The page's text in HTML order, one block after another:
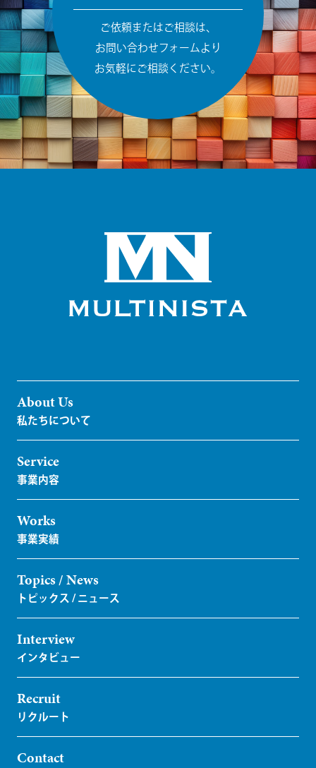
ご依頼またはご相談は、
お問い合わせフォームより
お気軽にご相談ください。
About Us
Service
Works
Topics / News
Interview
Recruit
Contact